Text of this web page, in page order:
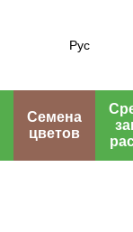
Рус
Семена
цветов